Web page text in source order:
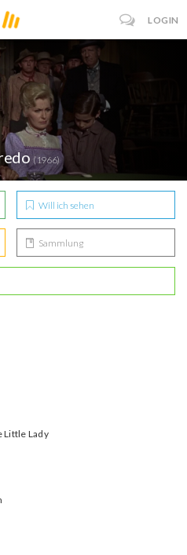
LOGIN
(1966)
Will ich sehen
Sammlung
Little Lady